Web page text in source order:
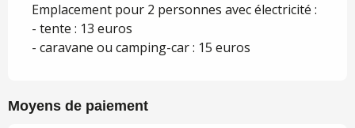
Emplacement pour 2 personnes avec électricité :
- tente : 13 euros
- caravane ou camping-car : 15 euros
Moyens de paiement